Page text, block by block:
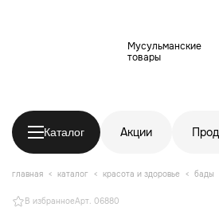
Мусульманские
товары
Каталог Акции
главная каталог красота и здоровье бады
В избранноеАрт. 06880